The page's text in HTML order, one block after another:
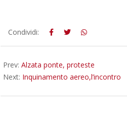
2014-
06-
Condividi:
Prev: Alzata ponte, proteste
Next: Inquinamento aereo,l’incontro